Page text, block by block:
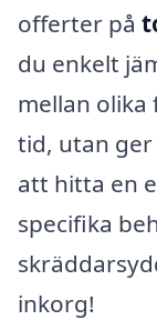
offerter på
du enkelt
mellan
tid, utan
att hitta en
specifika
inkorg!